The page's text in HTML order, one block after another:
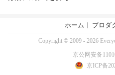
ホーム プロダ
Copyright © 2009 - 2026
京公网安备
京ICP备